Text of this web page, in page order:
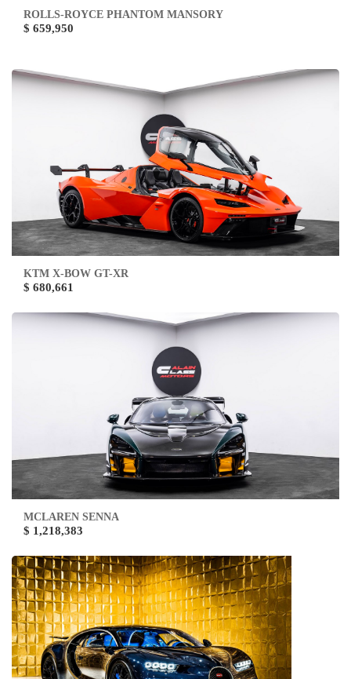
ROLLS-ROYCE PHANTOM MANSORY
$ 659,950
KTM X-BOW GT-XR
$ 680,661
MCLAREN SENNA
$ 1,218,383